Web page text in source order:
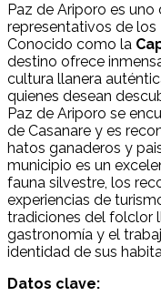
Paz de Ariporo es
representativos de
Conocido como la
destino ofrece
cultura llanera
quienes desean
Paz de Ariporo se
de Casanare y es
hatos ganaderos y
municipio es un
fauna silvestre, los
experiencias de
tradiciones del folclor
gastronomía y el
identidad de sus
Datos clave: